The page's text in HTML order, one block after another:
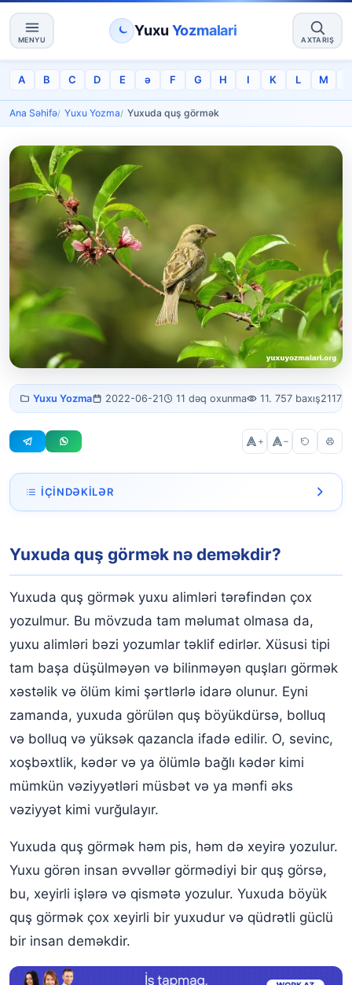
MENYU
Yuxu Yozmalari
AXTARIŞ
A B C D E ə F G H I K L M
Ana Səhifə Yuxu Yozma Yuxuda quş görmək
Yuxuda quş
görmək
Yuxu Yozma 2022-06-21 11 dəq oxunma 11. 757 baxış2117
+ –
İÇINDƏKILƏR
Yuxuda quş uçurmaq
Yuxuda ağ quş görmək
Yuxuda böyük quş görmək
Yuxuda quş balasını görmək
Yuxuda şahin görmək
Yuxuda əlinizdə quş görmək
Yuxuda ağ quş bəsləmək
Yuxuda ağ quş sürüsü görmək
Yuxuda quş görmək nə deməkdir?
Yuxuda quş görmək yuxu alimləri tərəfindən çox
yozulmur. Bu mövzuda tam məlumat olmasa da,
yuxu alimləri bəzi yozumlar təklif edirlər. Xüsusi tipi
tam başa düşülməyən və bilinməyən quşları görmək
xəstəlik və ölüm kimi şərtlərlə idarə olunur. Eyni
zamanda, yuxuda görülən quş böyükdürsə, bolluq
və bolluq və yüksək qazancla ifadə edilir. O, sevinc,
xoşbəxtlik, kədər və ya ölümlə bağlı kədər kimi
mümkün vəziyyətləri müsbət və ya mənfi əks
vəziyyət kimi vurğulayır.
Yuxuda quş görmək həm pis, həm də xeyirə yozulur.
Yuxu görən insan əvvəllər görmədiyi bir quş görsə,
bu, xeyirli işlərə və qismətə yozulur. Yuxuda böyük
quş görmək çox xeyirli bir yuxudur və qüdrətli güclü
bir insan deməkdir.